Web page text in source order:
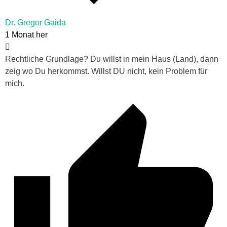
Dr. Gregor Gaida
1 Monat her
Rechtliche Grundlage? Du willst in mein Haus (Land), dann
zeig wo Du herkommst. Willst DU nicht, kein Problem für
mich.